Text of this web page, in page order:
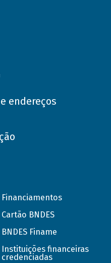
endereços
Financiamentos
Cartão BNDES
BNDES Finame
Instituições financeiras
credenciadas